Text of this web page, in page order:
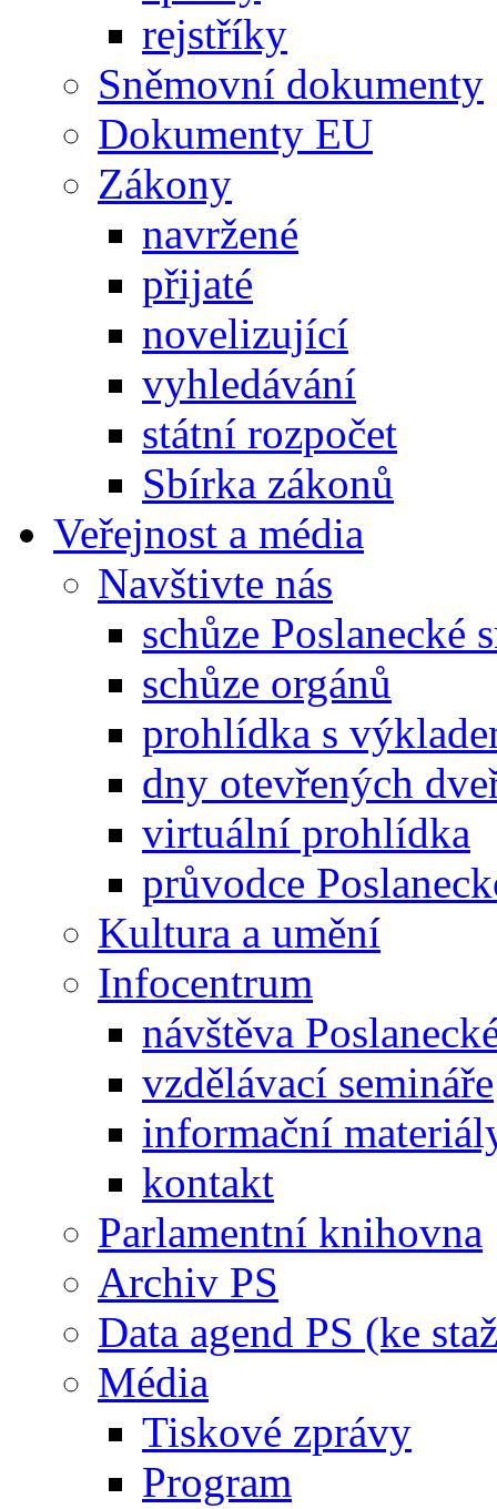
rejstříky
Sněmovní dokumenty
Dokumenty EU
Zákony
navržené
přijaté
novelizující
vyhledávání
státní rozpočet
Sbírka zákonů
Veřejnost a média
Navštivte nás
schůze Poslanecké
schůze orgánů
prohlídka s
dny otevřených
virtuální prohlídka
průvodce
Kultura a umění
Infocentrum
návštěva
vzdělávací semináře
informační
kontakt
Parlamentní knihovna
Archiv PS
Data agend PS (ke
Média
Tiskové zprávy
Program